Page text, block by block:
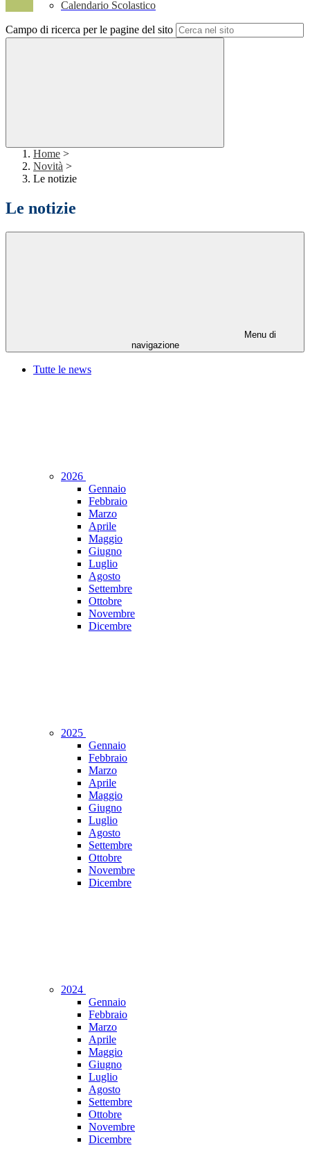
Calendario Scolastico
Campo di ricerca per le pagine del sito
Home >
Novità >
Le notizie
Le notizie
Menu di
navigazione
Tutte le news
2026
Gennaio
Febbraio
Marzo
Aprile
Maggio
Giugno
Luglio
Agosto
Settembre
Ottobre
Novembre
Dicembre
2025
Gennaio
Febbraio
Marzo
Aprile
Maggio
Giugno
Luglio
Agosto
Settembre
Ottobre
Novembre
Dicembre
2024
Gennaio
Febbraio
Marzo
Aprile
Maggio
Giugno
Luglio
Agosto
Settembre
Ottobre
Novembre
Dicembre